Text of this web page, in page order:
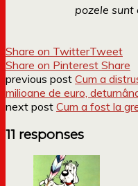
pozele sunt
Share on TwitterTweet
Share on Pinterest Share
previous post Cum a
milioane de euro,
next post Cum a fost la
11 responses